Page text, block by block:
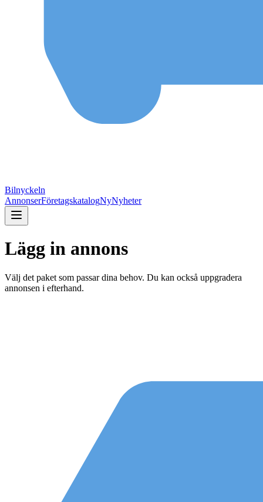
Bilnyckeln
AnnonserFöretagskatalogNyNyheter
Lägg in annons
Välj det paket som passar dina behov. Du kan också uppgradera
annonsen i efterhand.